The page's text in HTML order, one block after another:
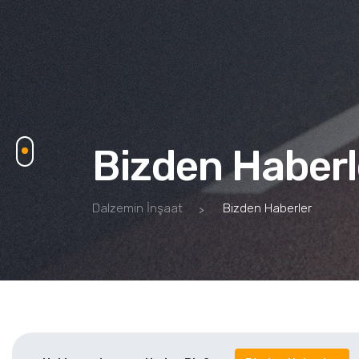
Bizden
Dalzemin İnşaat Bizden Haberler